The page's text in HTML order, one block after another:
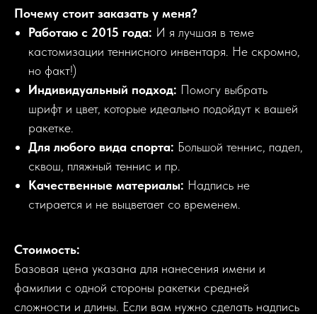
Почему стоит заказать у меня?
Работаю с 2015 года: И я лучшая в теме
кастомизации теннисного инвентаря. Не скромно,
но факт!)
Индивидуальный подход: Помогу выбрать
шрифт и цвет, которые идеально подойдут к вашей
ракетке.
Для любого вида спорта: Большой теннис, падел,
сквош, пляжный теннис и пр.
Качественные материалы: Надпись не
стирается и не выцветает со временем.
Стоимость:
Базовая цена указана для нанесения имени и
фамилии с одной стороны ракетки средней
сложности и длины. Если вам нужно сделать надпись